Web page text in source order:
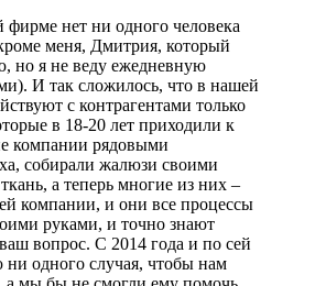
фирме нет ни одного человека
меня, Дмитрия, который
но я не веду ежедневную
И так сложилось, что в нашей
с контрагентами только
в 18-20 лет приходили к
компании рядовыми
собирали жалюзи своими
а теперь многие из них –
компании, и они все процессы
руками, и точно знают
вопрос. С 2014 года и по сей
одного случая, чтобы нам